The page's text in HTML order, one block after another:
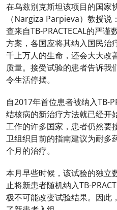
在乌兹别克斯坦该项目的国家
（Nargiza Parpieva）教授说
查来自TB-PRACTECAL的严
方案，各国应将其纳入国民治
千上万人的生命，还会大大改
质量。接受试验的患者告诉我
令生活停摆。
自2017年首位患者被纳入TB-
结核病的新治疗方法就已经开
工作的许多国家，患者仍然要
卫组织目前的指南建议为耐多
个月的治疗。
本月早些时候，该试验的独立
止将新患者随机纳入TB-
极不可能改变试验结果。因此